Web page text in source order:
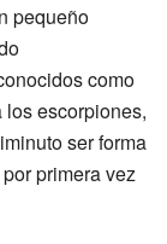
pequeño
como
escorpiones,
ser forma
primera vez